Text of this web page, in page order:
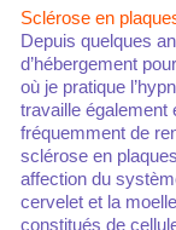
Sclérose en
Depuis quelques
d’hébergement
où je pratique
travaille également
fréquemment de
sclérose en
affection du
cervelet et la
constitués de